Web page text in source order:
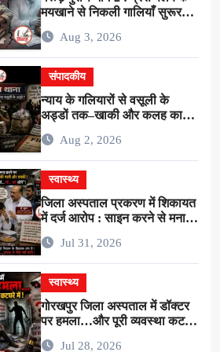
मयखाने से निकली गालियाँ सुरूर
नहीं…बल्कि ईमानदारी के शोषण की
चीख थी !Aug 3, 2026
संपादकीय
न्याय के गलियारों से वसूली के
अड्डों तक–खाकी और कलह का
गोरखपुरिया संस्करण !
Aug 2, 2026
स्वास्थ्य
जिला अस्पताल प्रकरण में शिकायत
में दर्ज आरोप : साइन करने से मना
करने पर रिटायर लैब टेक्नीशियन ने
सर्जन से कहा–”अभी 100 रुपये देंगे
तो…गाँ…मरा लोगे” !
Jul 31, 2026
स्वास्थ्य
गोरखपुर जिला अस्पताल में डॉक्टर
पर हमला…और पूरी व्यवस्था कटघरे
में !
Jul 28, 2026